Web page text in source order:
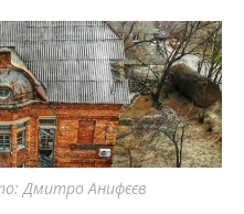
Дмитро Анифєєв